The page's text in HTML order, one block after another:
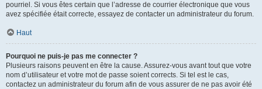
pourriel. Si vous êtes certain que l’adresse de courrier électronique que vous
avez spécifiée était correcte, essayez de contacter un administrateur du forum.
Haut
Pourquoi ne puis-je pas me connecter ?
Plusieurs raisons peuvent en être la cause. Assurez-vous avant tout que votre
nom d’utilisateur et votre mot de passe soient corrects. Si tel est le cas,
contactez un administrateur du forum afin de vous assurer de ne pas avoir été